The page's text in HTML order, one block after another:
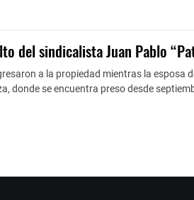
del sindicalista Juan Pablo
a la propiedad mientras la esposa
donde se encuentra preso desde